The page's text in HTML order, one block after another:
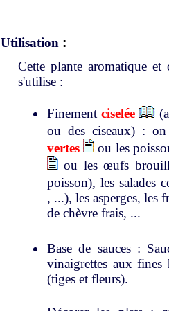
Utilisation :
Cette plante aromatique
s'utilise :
Finement ciselée
ou des ciseaux) :
vertes
ou les
ou les œufs
poisson), les salades
, ...), les asperges, les
de chèvre frais, ...
Base de sauces :
vinaigrettes aux
(tiges et fleurs).